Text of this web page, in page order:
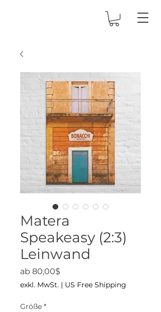
Matera
Speakeasy (2:3)
Leinwand
ab 80,00$
exkl. MwSt. | US Free Shipping
Größe *